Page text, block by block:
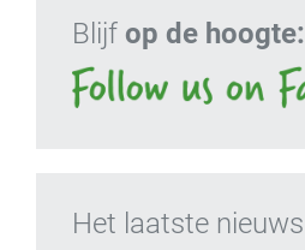
Blijf op de hoogte:
Het laatste nieuws